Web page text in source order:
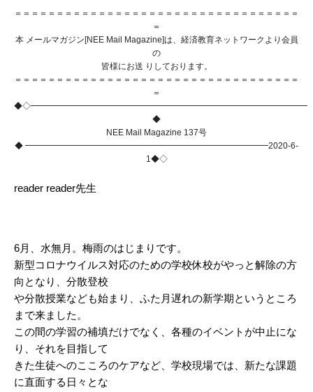
＝＝＝＝ ＝＝＝＝ ＝＝＝＝ ＝＝＝＝ ＝＝＝＝＝＝＝＝＝＝＝＝＝＝＝＝＝＝
＝
本 メールマガジン[NEE Mail Magazine]は、経済教育ネットワークより会員
の
皆様にお送 りしております。
＝＝＝＝＝＝＝＝＝＝＝＝＝＝＝＝＝＝＝＝＝＝＝＝＝＝＝＝＝＝＝＝＝＝
＝
◆◇━━━━━━━━━━━━━━━━━━━━━━━━━━━━━━━━━
◆
NEE Mail Magazine 137号
◆ ━━━━━━━━━━━━━━━━━━━━━━━━━━━━━2020-6-
1◆◇
reader reader先生
6月、水無月。梅雨のはじまりです。
新型コロナウイルス対応のための学校休校がやっと解除の方
向となり、分散登校
や分散授業なども始まり、ふた月遅れの新学期というところ
まで来ました。
この間の学習の補填だけでなく、各種のイベントが中止にな
り、それを目指して
きた生徒へのこころのケアなど、学校現場では、新たな課題
に直面する日々とな